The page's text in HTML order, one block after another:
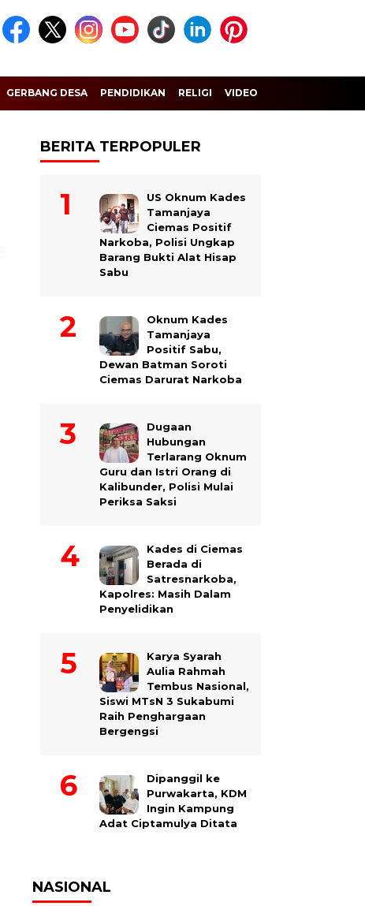
GERBANG DESA PENDIDIKAN RELIGI VIDEO
BERITA TERPOPULER
US Oknum Kades
Tamanjaya
Ciemas Positif
Narkoba, Polisi Ungkap
Barang Bukti Alat Hisap
Sabu
Oknum Kades
Tamanjaya
Positif Sabu,
Dewan Batman Soroti
Ciemas Darurat Narkoba
Dugaan
Hubungan
Terlarang Oknum
Guru dan Istri Orang di
Kalibunder, Polisi Mulai
Periksa Saksi
Kades di Ciemas
Berada di
Satresnarkoba,
Kapolres: Masih Dalam
Penyelidikan
Karya Syarah
Aulia Rahmah
Tembus Nasional,
Siswi MTsN 3 Sukabumi
Raih Penghargaan
Bergengsi
Dipanggil ke
Purwakarta, KDM
Ingin Kampung
Adat Ciptamulya Ditata
NASIONAL